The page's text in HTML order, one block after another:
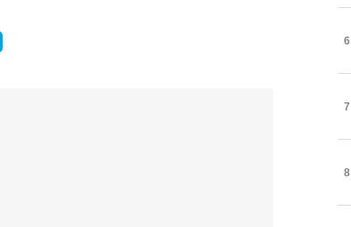
6
7
8